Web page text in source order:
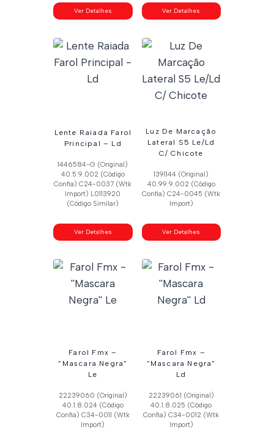
Ver Detalhes Ver Detalhes
Lente Raiada Farol
Principal – Ld
1446584-G (Original)
40.5.9.002 (Código
Confia) C24-0037 (Wtk
Import) L0113920
(Código Similar)
Ver Detalhes
Luz De Marcação
Lateral S5 Le/Ld
C/ Chicote
1391144 (Original)
40.99.9.002 (Código
Confia) C24-0045 (Wtk
Import)
Ver Detalhes
Farol Fmx –
”Mascara Negra”
Le
22239060 (Original)
40.1.8.024 (Código
Confia) C34-0011 (Wtk
Import)
Farol Fmx –
”Mascara Negra”
Ld
22239061 (Original)
40.1.8.025 (Código
Confia) C34-0012 (Wtk
Import)